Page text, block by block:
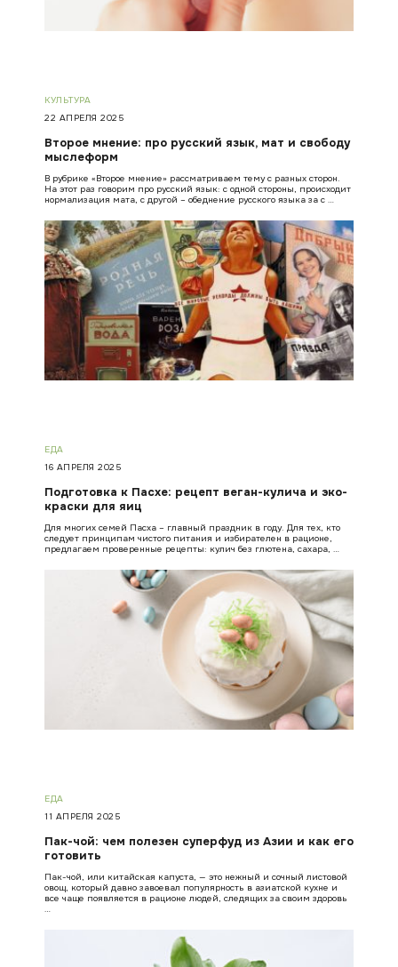
КУЛЬТУРА
22 АПРЕЛЯ 2025
Второе мнение: про русский язык, мат и свободу
мыслеформ
В рубрике «Второе мнение» рассматриваем тему с разных сторон.
На этот раз говорим про русский язык: с одной стороны, происходит
нормализация мата, с другой – обеднение русского языка за с …
ЕДА
16 АПРЕЛЯ 2025
Подготовка к Пасхе: рецепт веган-кулича и эко-
краски для яиц
Для многих семей Пасха – главный праздник в году. Для тех, кто
следует принципам чистого питания и избирателен в рационе,
предлагаем проверенные рецепты: кулич без глютена, сахара, …
ЕДА
11 АПРЕЛЯ 2025
Пак-чой: чем полезен суперфуд из Азии и как его
готовить
Пак-чой, или китайская капуста, — это нежный и сочный листовой
овощ, который давно завоевал популярность в азиатской кухне и
все чаще появляется в рационе людей, следящих за своим здоровь